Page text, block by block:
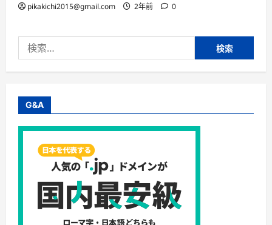
pikakichi2015@gmail.com 2年前 0
索:
G&A